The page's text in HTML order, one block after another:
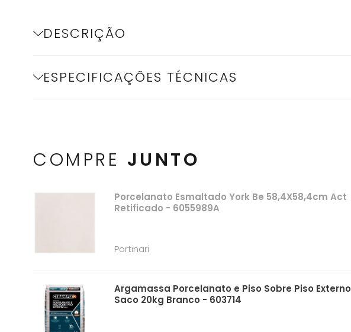
DESCRIÇÃO
ESPECIFICAÇÕES TÉCNICAS
COMPRE JUNTO
Porcelanato Esmaltado York Be 58,4X58,4cm Act
Retificado - 6055989A
Portinari
Argamassa Porcelanato e Piso Sobre Piso Externo
Saco 20kg Branco - 603714